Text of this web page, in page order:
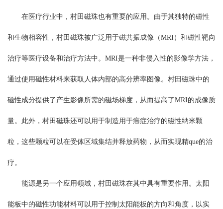
在医疗行业中，村田磁珠也有重要的应用。由于其独特的磁性
和生物相容性，村田磁珠被广泛用于磁共振成像（MRI）和磁性靶向
治疗等医疗设备和治疗方法中。MRI是一种非侵入性的影像学方法，
通过使用磁性材料来获取人体内部的高分辨率图像。村田磁珠中的
磁性成分提供了产生影像所需的磁场梯度，从而提高了MRI的成像质
量。此外，村田磁珠还可以用于制造用于癌症治疗的磁性纳米颗
粒，这些颗粒可以在受体区域集结并释放药物，从而实现精que的治
疗。
能源是另一个应用领域，村田磁珠在其中具有重要作用。太阳
能板中的磁性功能材料可以用于控制太阳能板的方向和角度，以实